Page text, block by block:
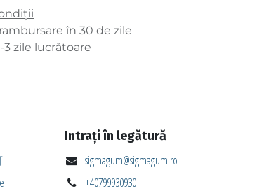
în 30 de zile
3 zile lucrătoare
Intrați în legătură
sigmagum@sigmagum.ro
+40799930930